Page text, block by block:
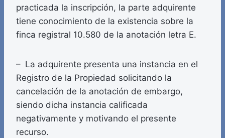
practicada la inscripción, la parte adquirente
tiene conocimiento de la existencia sobre la
finca registral 10.580 de la anotación letra E.
– La adquirente presenta una instancia en el
Registro de la Propiedad solicitando la
cancelación de la anotación de embargo,
siendo dicha instancia calificada
negativamente y motivando el presente
recurso.